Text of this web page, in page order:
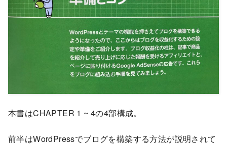
本書はCHAPTER 1 ~ 4の4部構成。
前半はWordPressでブログを構築する方法が説明されて